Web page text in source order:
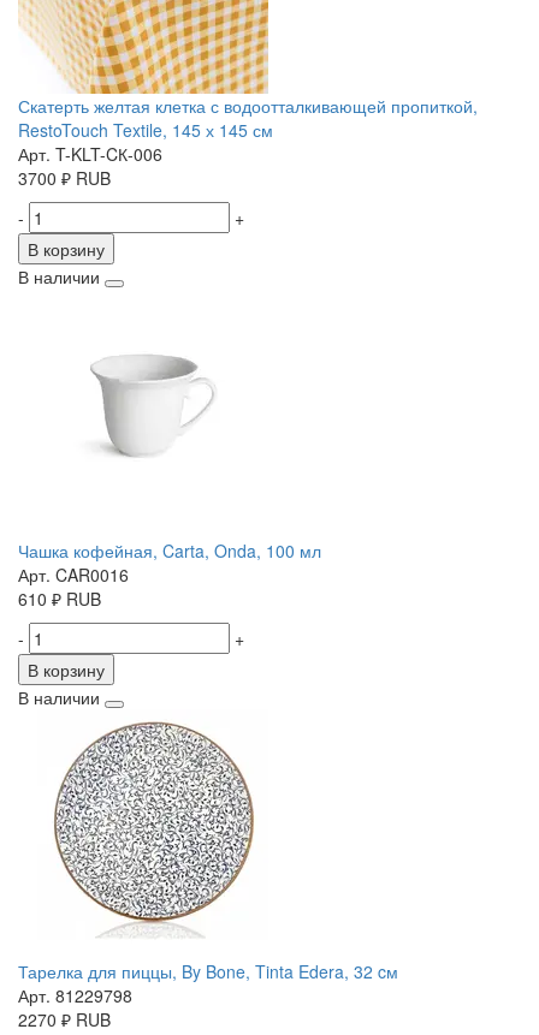
Скатерть желтая клетка с водоотталкивающей пропиткой,
RestoTouch Textile, 145 х 145 см
Арт. T-KLT-CК-006
3700 ₽ RUB
-
+
В корзину
В наличии
Чашка кофейная, Carta, Onda, 100 мл
Арт. CAR0016
610 ₽ RUB
-
+
В корзину
В наличии
Тарелка для пиццы, By Bone, Tinta Edera, 32 cм
Арт. 81229798
2270 ₽ RUB